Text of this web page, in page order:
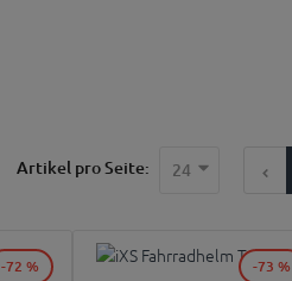
Artikel pro Seite: 24
-72 % -73 %